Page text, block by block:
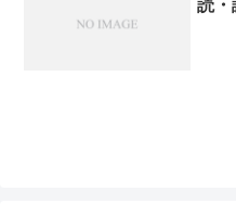
読・